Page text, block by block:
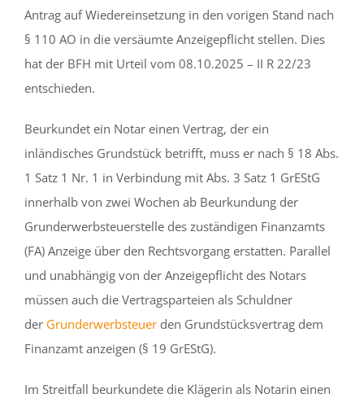
Antrag auf Wiedereinsetzung in den vorigen Stand nach
§ 110 AO in die versäumte Anzeigepflicht stellen. Dies
hat der BFH mit Urteil vom 08.10.2025 – II R 22/23
entschieden.
Beurkundet ein Notar einen Vertrag, der ein
inländisches Grundstück betrifft, muss er nach § 18 Abs.
1 Satz 1 Nr. 1 in Verbindung mit Abs. 3 Satz 1 GrEStG
innerhalb von zwei Wochen ab Beurkundung der
Grunderwerbsteuerstelle des zuständigen Finanzamts
(FA) Anzeige über den Rechtsvorgang erstatten. Parallel
und unabhängig von der Anzeigepflicht des Notars
müssen auch die Vertragsparteien als Schuldner
der Grunderwerbsteuer den Grundstücksvertrag dem
Finanzamt anzeigen (§ 19 GrEStG).
Im Streitfall beurkundete die Klägerin als Notarin einen